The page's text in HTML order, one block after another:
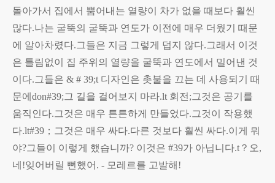
돌아가서 집에서 뿜어내는 열량이 차가 없을 때보다 훨씬
많다.나는 굴뚝의 굴뚝과 연도가 이전에 매우 더웠기 때문
에 알아차렸다.그들은 지금 그렇게 덥지 않다.그래서 이것
은 틀림없이 집 주위의 열량을 굴뚝과 연도에서 밀어낸 것
이다.그들은 & # 39;t 디자인은 촛불을 끄는 데 사용되기 때
문에don#39;그 길을 걸어보지 마라.lt 회전;그것은 공기를
움직인다.그것은 매우 튼튼하게 만들었다.그것이 작용했
다.lt#39；그것은 매우 싸다.다른 것보다 훨씬 싸다.이게 뭐
야?그들이 이렇게 했습니까? 이것은 #39가 아닙니다.t？오,
네!잊어버릴 뻔했어. - 모레르를 고발해!